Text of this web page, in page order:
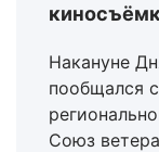
Накануне
пообщался
Союз